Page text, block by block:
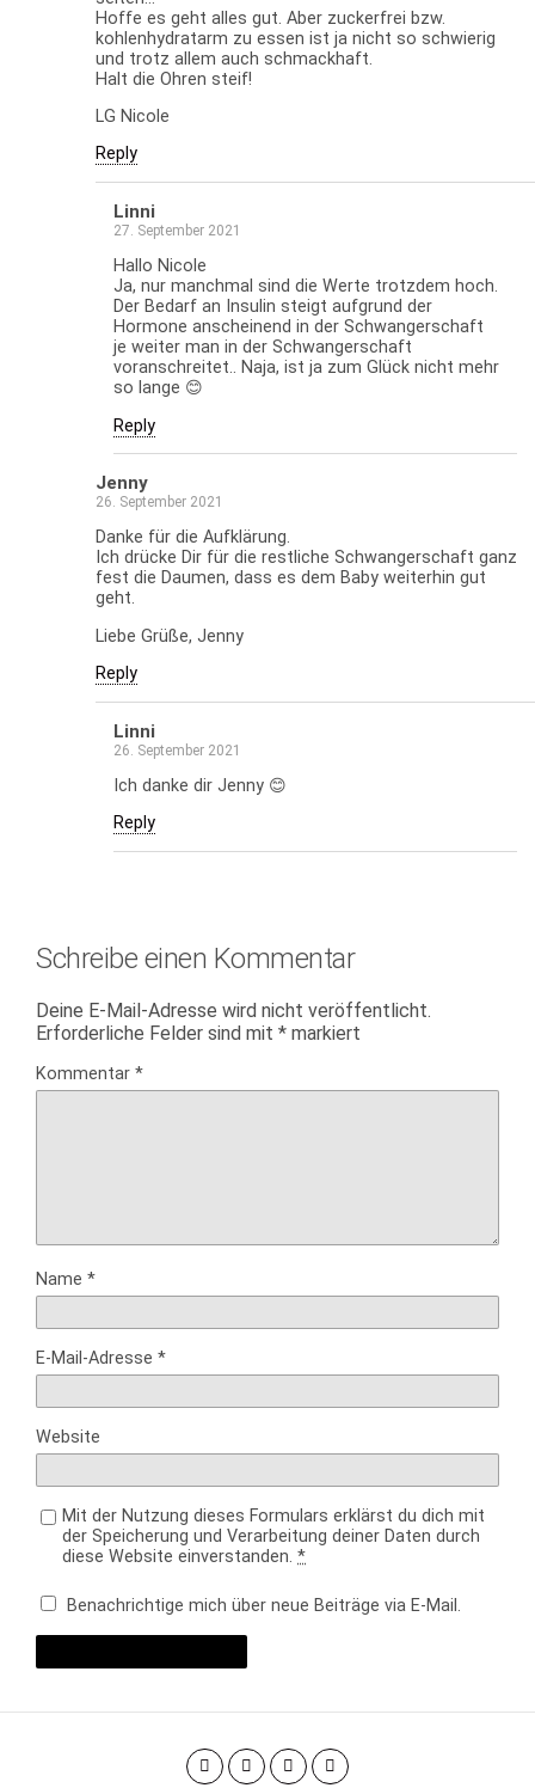
Hoffe es geht alles gut. Aber zuckerfrei bzw.
kohlenhydratarm zu essen ist ja nicht so schwierig
und trotz allem auch schmackhaft.
Halt die Ohren steif!
LG Nicole
Reply
Linni
27. September 2021
Hallo Nicole
Ja, nur manchmal sind die Werte trotzdem hoch.
Der Bedarf an Insulin steigt aufgrund der
Hormone anscheinend in der Schwangerschaft
je weiter man in der Schwangerschaft
voranschreitet.. Naja, ist ja zum Glück nicht mehr
so lange 😊
Reply
Jenny
26. September 2021
Danke für die Aufklärung.
Ich drücke Dir für die restliche Schwangerschaft ganz
fest die Daumen, dass es dem Baby weiterhin gut
geht.
Liebe Grüße, Jenny
Reply
Linni
26. September 2021
Ich danke dir Jenny 😊
Reply
Schreibe einen Kommentar
Deine E-Mail-Adresse wird nicht veröffentlicht.
Erforderliche Felder sind mit * markiert
Kommentar *
Name *
E-Mail-Adresse *
Website
Mit der Nutzung dieses Formulars erklärst du dich mit
der Speicherung und Verarbeitung deiner Daten durch
diese Website einverstanden. *
Benachrichtige mich über neue Beiträge via E-Mail.